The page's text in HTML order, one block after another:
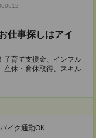
仕事探しはアイ
子育て支援金、インフル
産休・育休取得、スキル
イク通勤OK